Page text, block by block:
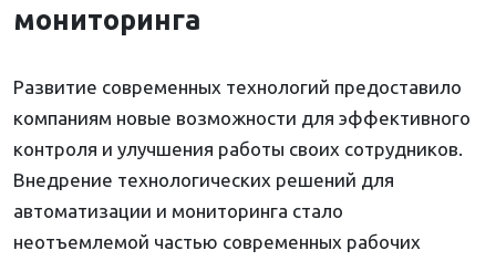
мониторинга
Развитие современных технологий предоставило
компаниям новые возможности для эффективного
контроля и улучшения работы своих сотрудников.
Внедрение технологических решений для
автоматизации и мониторинга стало
неотъемлемой частью современных рабочих